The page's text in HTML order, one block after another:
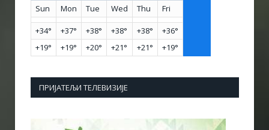
Sun
Mon Tue Wed Thu Fri
+34° +37° +38° +38° +38° +36°
+19° +19° +20° +21° +21° +19°
ПРИЈАТЕЉИ ТЕЛЕВИЗИЈЕ